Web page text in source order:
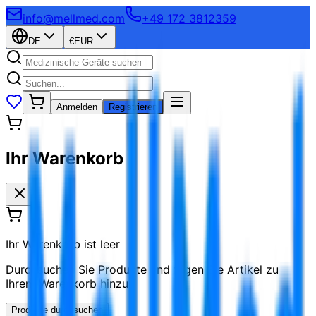
info@mellmed.com +49 172 3812359
DE €EUR
Anmelden Registrieren
Ihr Warenkorb
Ihr Warenkorb ist leer
Durchsuchen Sie Produkte und fügen Sie Artikel zu
Ihrem Warenkorb hinzu
Produkte durchsuchen